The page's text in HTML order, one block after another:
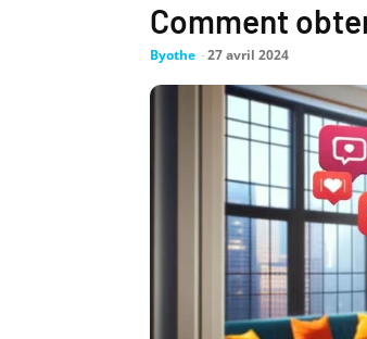
Comment
Byothe -27 avril 2024